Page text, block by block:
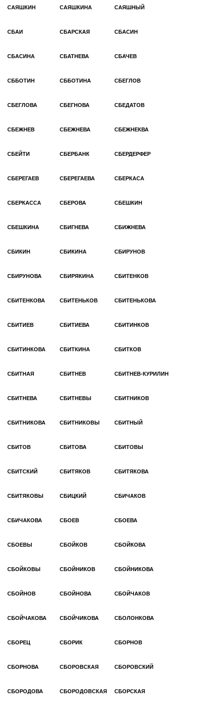
САЯШКИН САЯШКИНА САЯШНЫЙ
СБАИ СБАРСКАЯ СБАСИН
СБАСИНА СБАТНЕВА СБАЧЕВ
СББОТИН СББОТИНА СБЕГЛОВ
СБЕГЛОВА СБЕГНОВА СБЕДАТОВ
СБЕЖНЕВ СБЕЖНЕВА СБЕЖНЕКВА
СБЕЙТИ СБЕРБАНК СБЕРДЕРФЕР
СБЕРЕГАЕВ СБЕРЕГАЕВА СБЕРКАСА
СБЕРКАССА СБЕРОВА СБЕШКИН
СБЕШКИНА СБИГНЕВА СБИЖНЕВА
СБИКИН СБИКИНА СБИРУНОВ
СБИРУНОВА СБИРЯКИНА СБИТЕНКОВ
СБИТЕНКОВА СБИТЕНЬКОВ СБИТЕНЬКОВА
СБИТИЕВ СБИТИЕВА СБИТИНКОВ
СБИТИНКОВА СБИТКИНА СБИТКОВ
СБИТНАЯ СБИТНЕВ СБИТНЕВ-КУРИЛИН
СБИТНЕВА СБИТНЕВЫ СБИТНИКОВ
СБИТНИКОВА СБИТНИКОВЫ СБИТНЫЙ
СБИТОВ СБИТОВА СБИТОВЫ
СБИТСКИЙ СБИТЯКОВ СБИТЯКОВА
СБИТЯКОВЫ СБИЦКИЙ СБИЧАКОВ
СБИЧАКОВА СБОЕВ СБОЕВА
СБОЕВЫ СБОЙКОВ СБОЙКОВА
СБОЙКОВЫ СБОЙНИКОВ СБОЙНИКОВА
СБОЙНОВ СБОЙНОВА СБОЙЧАКОВ
СБОЙЧАКОВА СБОЙЧИКОВА СБОЛОНКОВА
СБОРЕЦ СБОРИК СБОРНОВ
СБОРНОВА СБОРОВСКАЯ СБОРОВСКИЙ
СБОРОДОВА СБОРОДОВСКАЯ СБОРСКАЯ